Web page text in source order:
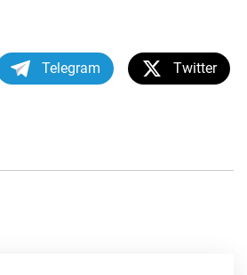
Telegram Twitter